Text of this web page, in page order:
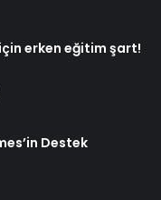
erken eğitim şart!
Destek